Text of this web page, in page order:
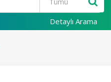
Detaylı Arama